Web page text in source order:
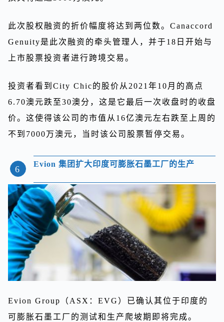
此次股权融资的折价幅度将达到两位数。Canaccord
Genuity是此次融资的牵头管理人，并于18日开始与
上市股票投资者进行跨境交易。
投资者看到City Chic的股价从2021年10月的高点
6.70澳元跌至30澳分，这是它最后一次收盘时的收盘
价。这使得该公司的市值从16亿澳元左右跌至上周的
不到7000万澳元，当时该公司股票暂停交易。
6
Evion 集团扩大印度可膨胀石墨工厂的生产
Evion Group（ASX：EVG）已确认其位于印度的
可膨胀石墨工厂的测试和生产爬坡期即将完成。